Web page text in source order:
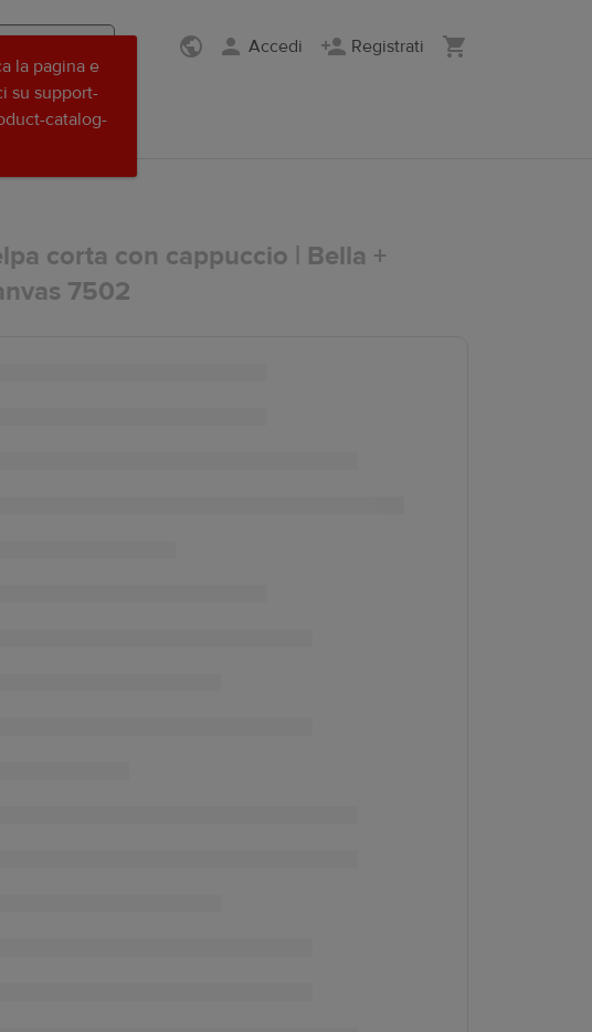
Accedi Registrati
corta con cappuccio | Bella +
7502
la pagina e
su support-
catalog-